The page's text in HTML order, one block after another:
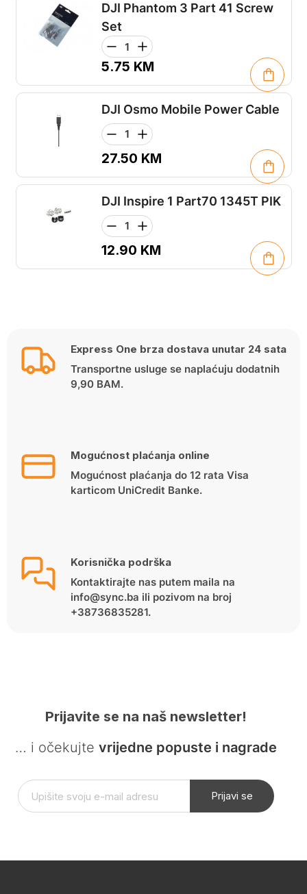
DJI Phantom 3 Part 41 Screw
Set
5.75 KM
DJI Osmo Mobile Power Cable
27.50 KM
DJI Inspire 1 Part70 1345T PIK
12.90 KM
Express One brza dostava unutar 24 sata
Transportne usluge se naplaćuju dodatnih
9,90 BAM.
Mogućnost plaćanja online
Mogućnost plaćanja do 12 rata Visa
karticom UniCredit Banke.
Korisnička podrška
Kontaktirajte nas putem maila na
info@sync.ba ili pozivom na broj
+38736835281.
Prijavite se na naš newsletter!
… i očekujte vrijedne popuste i nagrade
Prijavi se